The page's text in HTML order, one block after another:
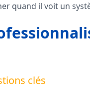
quand il voit un
clés